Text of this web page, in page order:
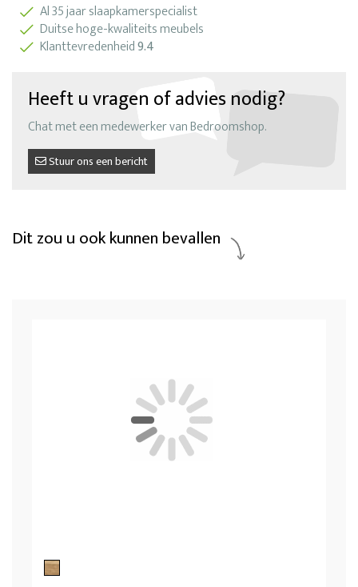
Al 35 jaar slaapkamerspecialist
Duitse hoge-kwaliteits meubels
Klanttevredenheid9.4
Heeft u vragen of advies nodig?
Chat met een medewerker van Bedroomshop.
Stuur ons een bericht
Dit zou u ook kunnen bevallen